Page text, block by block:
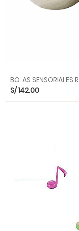
S/142.00